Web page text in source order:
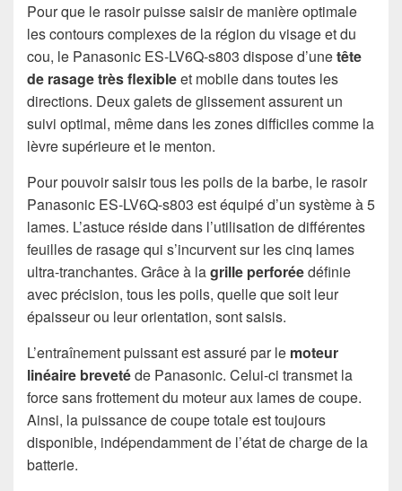
Pour que le rasoir puisse saisir de manière optimale
les contours complexes de la région du visage et du
cou, le Panasonic ES-LV6Q-s803 dispose d’unetête
de rasage très flexibleet mobile dans toutes les
directions. Deux galets de glissement assurent un
suivi optimal, même dans les zones difficiles comme la
lèvre supérieure et le menton.
Pour pouvoir saisir tous les poils de la barbe, le rasoir
Panasonic ES-LV6Q-s803 est équipé d’un système à 5
lames. L’astuce réside dans l’utilisation de différentes
feuilles de rasage qui s’incurvent sur les cinq lames
ultra-tranchantes. Grâce à lagrille perforéedéfinie
avec précision, tous les poils, quelle que soit leur
épaisseur ou leur orientation, sont saisis.
L’entraînement puissant est assuré par le moteur
linéaire brevetéde Panasonic. Celui-ci transmet la
force sans frottement du moteur aux lames de coupe.
Ainsi, la puissance de coupe totale est toujours
disponible, indépendamment de l’état de charge de la
batterie.